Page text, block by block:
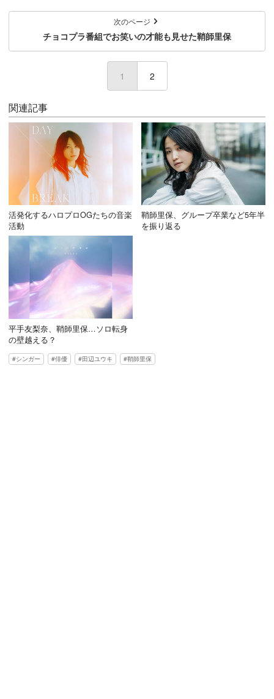
次のページ
チョコプラ番組でお笑いの才能も見せた鞘師里保
1 (current)
2
関連記事
活発化するハロプロOGたちの音楽
活動
鞘師里保、グループ卒業など5年半
を振り返る
平手友梨奈、鞘師里保…ソロ転身
の壁越える？
シンガー 俳優 田辺ユウキ 鞘師里保